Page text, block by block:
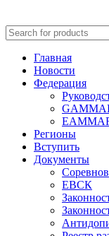
Главная
Новости
Федерация
Регионы
Вступить
Документы
ЕВСК